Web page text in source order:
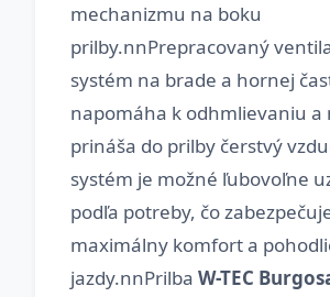
mechanizmu na boku
prilby.nnPrepracovaný
systém na brade a hornej
napomáha k odhmlievaniu a
prináša do prilby čerstvý
systém je možné ľubovoľne
podľa potreby, čo
maximálny komfort a
jazdy.nnPrilba W-TEC